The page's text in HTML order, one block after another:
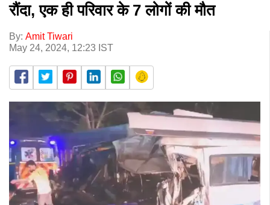
रौंदा, एक ही परिवार के 7 लोगों की मौत
By: Amit Tiwari
May 24, 2024, 12:23 IST